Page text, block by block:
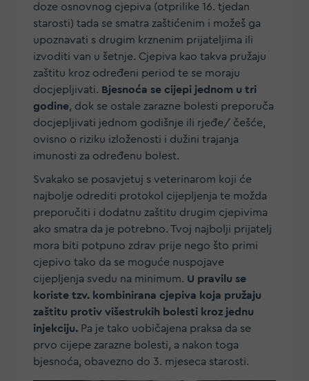
doze osnovnog cjepiva (otprilike 16. tjedan
starosti) tada se smatra zaštićenim i možeš ga
upoznavati s drugim krznenim prijateljima ili
izvoditi van u šetnje. Cjepiva kao takva pružaju
zaštitu kroz određeni period te se moraju
docjepljivati. Bjesnoća se cijepi jednom u tri
godine, dok se ostale zarazne bolesti preporuča
docjepljivati jednom godišnje ili rjeđe/ češće,
ovisno o riziku izloženosti i dužini trajanja
imunosti za određenu bolest.
Svakako se posavjetuj s veterinarom koji će
najbolje odrediti protokol cijepljenja te možda
preporučiti i dodatnu zaštitu drugim cjepivima
ako smatra da je potrebno. Tvoj najbolji prijatelj
mora biti potpuno zdrav prije nego što primi
cjepivo tako da se moguće nuspojave
cijepljenja svedu na minimum. U pravilu se
koriste tzv. kombinirana cjepiva koja pružaju
zaštitu protiv višestrukih bolesti kroz jednu
injekciju. Pa je tako uobičajena praksa da se
prvo cijepe zarazne bolesti, a nakon toga
bjesnoća, obavezno do 3. mjeseca starosti.